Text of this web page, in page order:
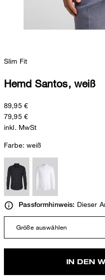
Slim Fit
Hemd Santos, weiß
89,95 €
79,95 €
inkl. MwSt
Farbe: weiß
Passformhinweis: Dieser
Größe auswählen
IN DEN